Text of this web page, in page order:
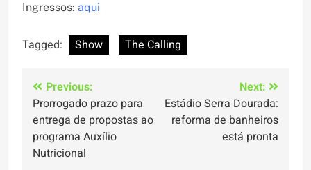
Ingressos: aqui
Tagged: Show The Calling
Navegação
de
Post
Previous:
Prorrogado prazo para
entrega de propostas ao
programa Auxílio
Nutricional
Next:
Estádio Serra Dourada:
reforma de banheiros
está pronta